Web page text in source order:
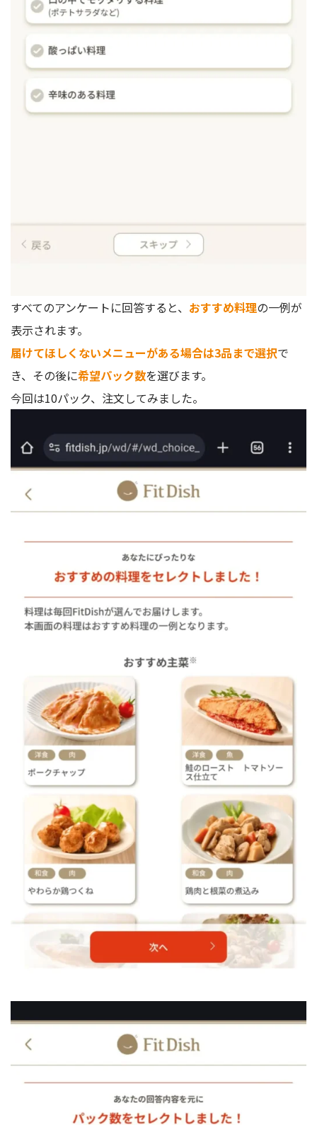
すべてのアンケートに回答すると、 おすすめ料理の一例が
表示されます。
届けてほしくないメニューがある場合は3品まで選択で
き、その後に希望パック数を選びます。
今回は10パック、注文してみました。